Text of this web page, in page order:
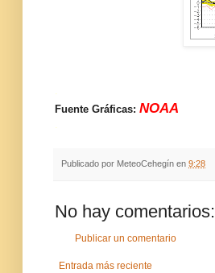
Fuente Gráficas: NOAA
Publicado por MeteoCehegín en 9:28
No hay comentarios:
Publicar un comentario
Entrada más reciente